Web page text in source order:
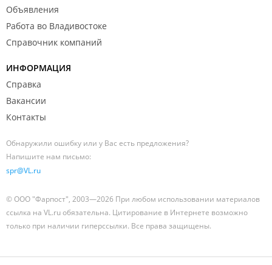
Объявления
Работа во Владивостоке
Справочник компаний
ИНФОРМАЦИЯ
Справка
Вакансии
Контакты
Обнаружили ошибку или у Вас есть предложения?
Напишите нам письмо:
spr@VL.ru
© ООО "Фарпост", 2003—2026 При любом использовании материалов
ссылка на VL.ru обязательна. Цитирование в Интернете возможно
только при наличии гиперссылки. Все права защищены.